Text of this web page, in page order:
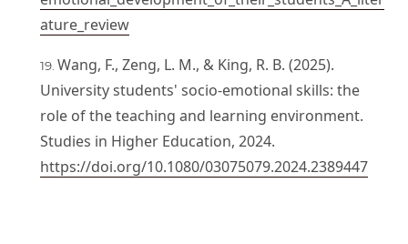
ature_review
Wang, F., Zeng, L. M., & King, R. B. (2025).
University students' socio-emotional skills: the
role of the teaching and learning environment.
Studies in Higher Education, 2024.
https://doi.org/10.1080/03075079.2024.2389447